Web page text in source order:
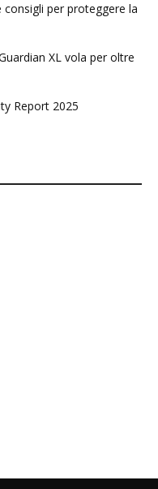
per proteggere la
XL vola per oltre
Report 2025